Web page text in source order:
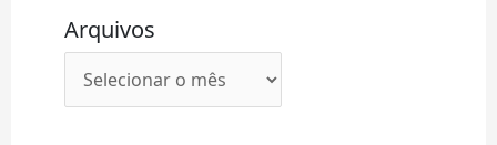
Arquivos